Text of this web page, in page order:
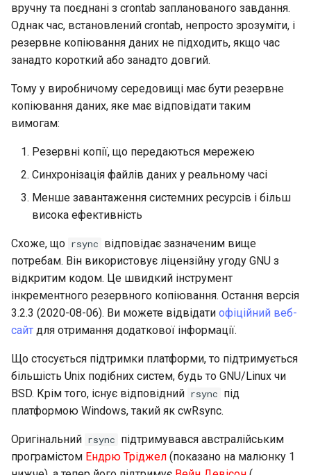
вручну та поєднані з crontab запланованого завдання.
Однак час, встановлений crontab, непросто зрозуміти, і
резервне копіювання даних не підходить, якщо час
занадто короткий або занадто довгий.
Тому у виробничому середовищі має бути резервне
копіювання даних, яке має відповідати таким
вимогам:
Резервні копії, що передаються мережею
Синхронізація файлів даних у реальному часі
Менше завантаження системних ресурсів і більш
висока ефективність
Схоже, що rsync відповідає зазначеним вище
потребам. Він використовує ліцензійну угоду GNU з
відкритим кодом. Це швидкий інструмент
інкрементного резервного копіювання. Остання версія
3.2.3 (2020-08-06). Ви можете відвідати офіційний веб-
сайт для отримання додаткової інформації.
Що стосується підтримки платформи, то підтримується
більшість Unix подібних систем, будь то GNU/Linux чи
BSD. Крім того, існує відповідний rsync під
платформою Windows, такий як cwRsync.
Оригінальний rsync підтримувався австралійським
програмістом Ендрю Тріджел (показано на малюнку 1